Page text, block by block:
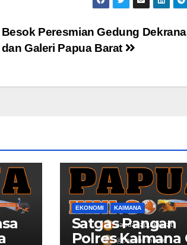
Besok Peresmian Gedung
dan Galeri Papua Barat
EKONOMI KAIMANA
Satgas Pangan
Polres Kaimana